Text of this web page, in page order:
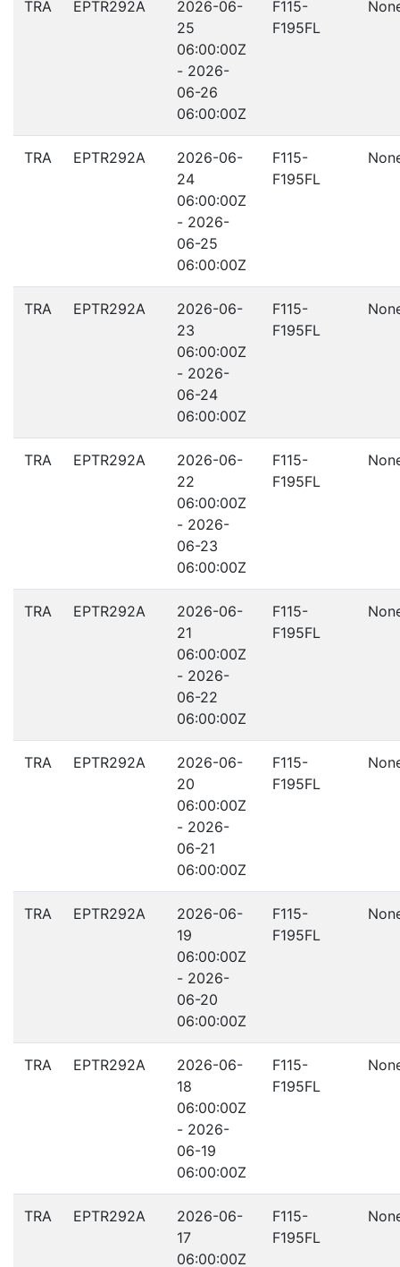
TRA EPTR292A
2026-06-
25
06:00:00Z
- 2026-
06-26
06:00:00Z
F115-
F195FL
TRA EPTR292A
2026-06-
24
06:00:00Z
- 2026-
06-25
06:00:00Z
F115-
F195FL
TRA EPTR292A
2026-06-
23
06:00:00Z
- 2026-
06-24
06:00:00Z
F115-
F195FL
TRA EPTR292A
2026-06-
22
06:00:00Z
- 2026-
06-23
06:00:00Z
F115-
F195FL
TRA EPTR292A
2026-06-
21
06:00:00Z
- 2026-
06-22
06:00:00Z
F115-
F195FL
TRA EPTR292A
2026-06-
20
06:00:00Z
- 2026-
06-21
06:00:00Z
F115-
F195FL
TRA EPTR292A
2026-06-
19
06:00:00Z
- 2026-
06-20
06:00:00Z
F115-
F195FL
TRA EPTR292A
2026-06-
18
06:00:00Z
- 2026-
06-19
06:00:00Z
F115-
F195FL
TRA EPTR292A
2026-06-
17
06:00:00Z
F115-
F195FL